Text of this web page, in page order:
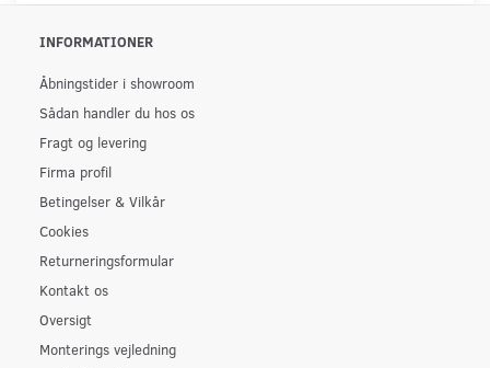
INFORMATIONER
Åbningstider i showroom
Sådan handler du hos os
Fragt og levering
Firma profil
Betingelser & Vilkår
Cookies
Returneringsformular
Kontakt os
Oversigt
Monterings vejledning